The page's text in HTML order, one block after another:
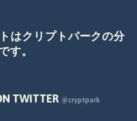
はクリプトパークの分
す。
TWITTER @cryptpark